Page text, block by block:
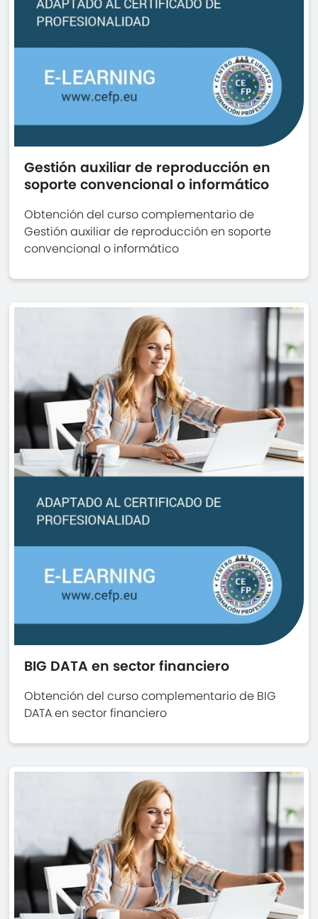
Gestión auxiliar de reproducción en
soporte convencional o informático
Obtención del curso complementario de
Gestión auxiliar de reproducción en soporte
convencional o informático
BIG DATA en sector financiero
Obtención del curso complementario de BIG
DATA en sector financiero